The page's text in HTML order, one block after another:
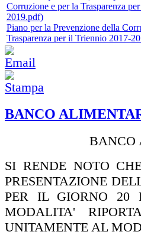
Piano per la Prevenzione della
Trasparenza per il Triennio 2017-
BANCO
BANCO
SI RENDE NOTO
PRESENTAZIONE
PER IL GIORNO 20
MODALITA'
UNITAMENTE AL